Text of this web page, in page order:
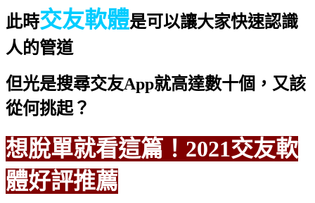
此時交友軟體是可以讓大家快速認識
人的管道
但光是搜尋交友App就高達數十個，又該
從何挑起？
想脫單就看這篇！2021交友軟
體好評推薦